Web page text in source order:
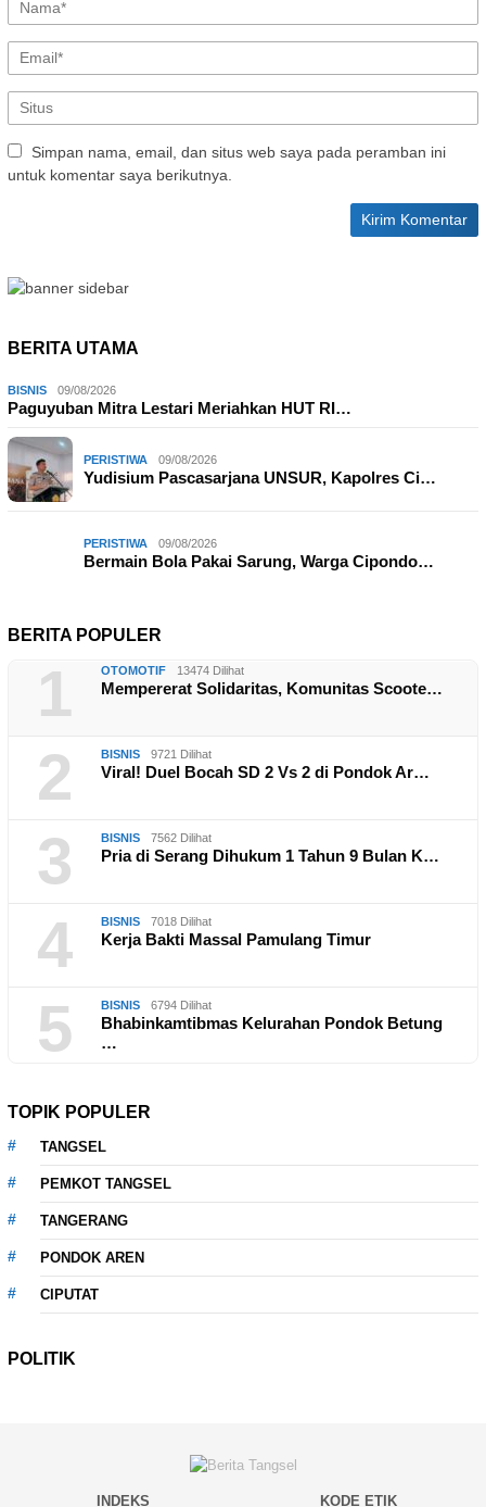
Simpan nama, email, dan situs web saya pada peramban ini
untuk komentar saya berikutnya.
BERITA UTAMA
BISNIS 09/08/2026
Paguyuban Mitra Lestari Meriahkan HUT RI…
PERISTIWA 09/08/2026
Yudisium Pascasarjana UNSUR, Kapolres Ci…
PERISTIWA 09/08/2026
Bermain Bola Pakai Sarung, Warga Cipondo…
BERITA POPULER
1 OTOMOTIF 13474 Dilihat
Mempererat Solidaritas, Komunitas Scoote…
2 BISNIS 9721 Dilihat
Viral! Duel Bocah SD 2 Vs 2 di Pondok Ar…
3 BISNIS 7562 Dilihat
Pria di Serang Dihukum 1 Tahun 9 Bulan K…
4 BISNIS 7018 Dilihat
Kerja Bakti Massal Pamulang Timur
5 BISNIS 6794 Dilihat
Bhabinkamtibmas Kelurahan Pondok Betung
…
TOPIK POPULER
TANGSEL
PEMKOT TANGSEL
TANGERANG
PONDOK AREN
CIPUTAT
POLITIK
INDEKS KODE ETIK